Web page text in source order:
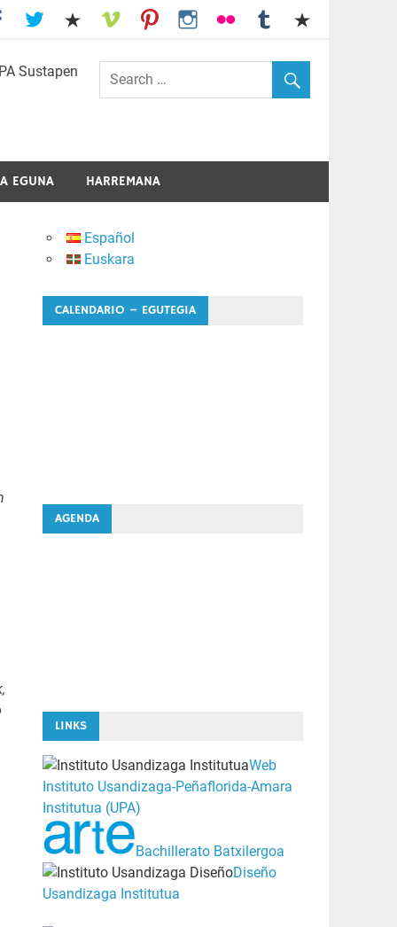
EGUNA HARREMANA
Español
Euskara
CALENDARIO – EGUTEGIA
AGENDA
LINKS
Web
Instituto Usandizaga-Peñaflorida-Amara
Institutua (UPA)
Bachillerato Batxilergoa
Diseño
Usandizaga Institutua